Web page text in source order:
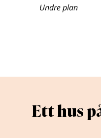
Undre plan
Ett hus